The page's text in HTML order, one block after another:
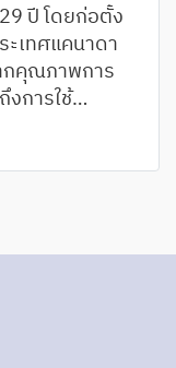
ปี โดยก่อตั้ง
กคุณภาพการ
การใช้
ำให้โรงเรียน
การตอบรับ
ก